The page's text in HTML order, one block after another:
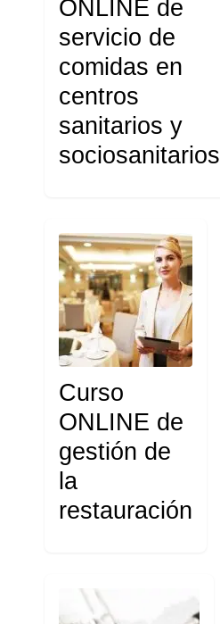
ONLINE de
servicio de
comidas en
centros
sanitarios y
sociosanitarios
Curso
ONLINE de
gestión de
la
restauración